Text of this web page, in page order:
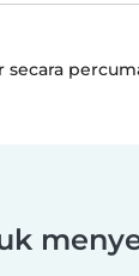
secara